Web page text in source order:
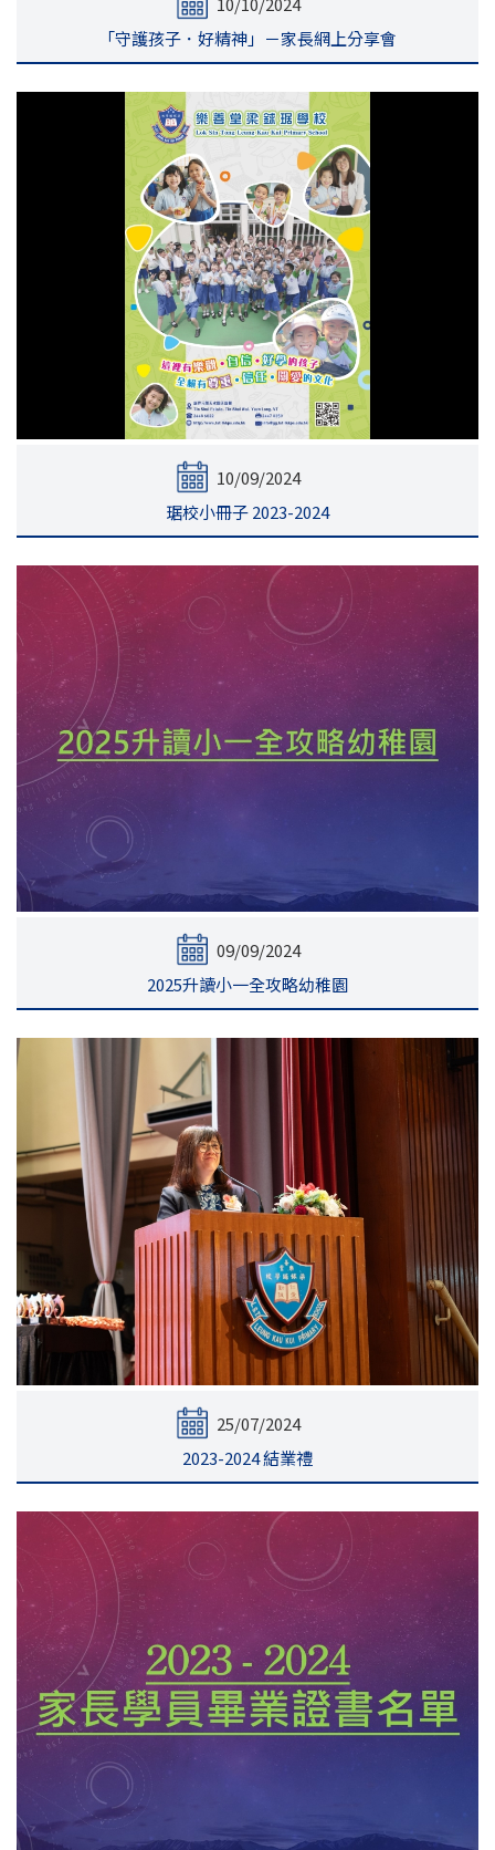
「守護孩子．好精神」－家長網上分享會
10/09/2024
琚校小冊子 2023-2024
09/09/2024
2025升讀小一全攻略幼稚園
25/07/2024
2023-2024 結業禮